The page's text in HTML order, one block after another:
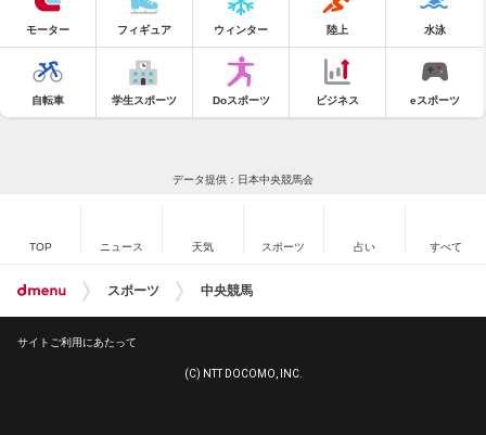
モーター フィギュア ウィンター 陸上 水泳
自転車 学生スポーツ Doスポーツ ビジネス eスポーツ
データ提供：日本中央競馬会
TOP ニュース 天気 スポーツ 占い すべて
スポーツ 中央競馬
サイトご利用にあたって
(C) NTT DOCOMO, INC.